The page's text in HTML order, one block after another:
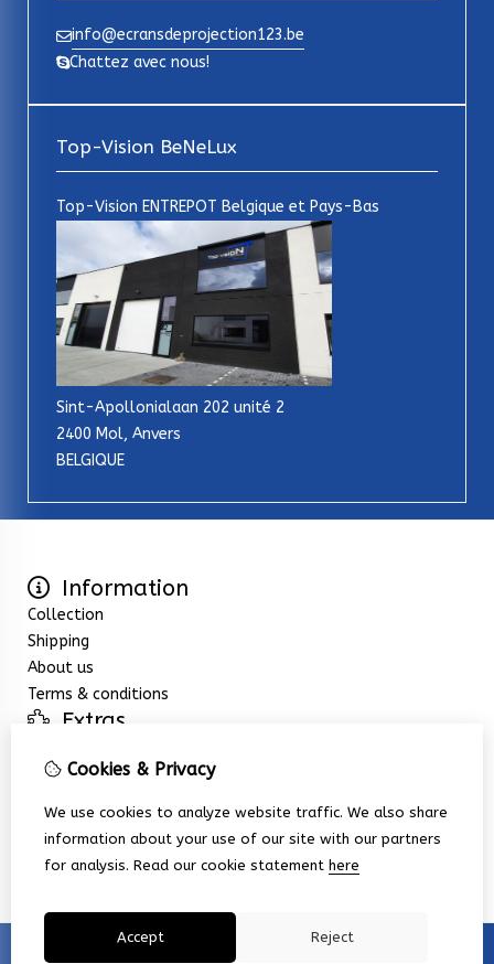
info@ecransdeprojection123.be
Chattez avec nous!
Top-Vision BeNeLux
Top-Vision ENTREPOT Belgique et Pays-Bas
Sint-Apollonialaan 202 unité 2
2400 Mol, Anvers
BELGIQUE
Information
Collection
Shipping
About us
Terms & conditions
Extras
Customer Service
Cookies & Privacy
We use cookies to analyze website traffic. We also share
information about your use of our site with our partners
for analysis. Read our cookie statement here
Accept Reject